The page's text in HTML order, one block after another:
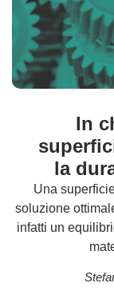
In
la
Una
soluzione
infatti un